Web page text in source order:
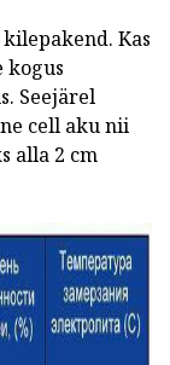
Kas
kogus
Seejärel
cell aku nii
alla 2 cm